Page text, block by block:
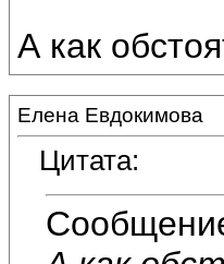
А как
Елена Евдокимова
Цитата: